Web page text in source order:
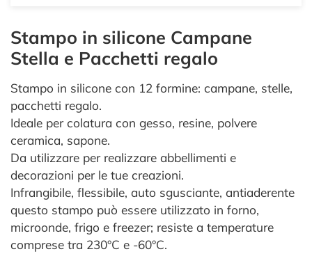
Stampo in silicone Campane
Stella e Pacchetti regalo
Stampo in silicone con 12 formine: campane, stelle,
pacchetti regalo.
Ideale per colatura con gesso, resine, polvere
ceramica, sapone.
Da utilizzare per realizzare abbellimenti e
decorazioni per le tue creazioni.
Infrangibile, flessibile, auto sgusciante, antiaderente
questo stampo può essere utilizzato in forno,
microonde, frigo e freezer; resiste a temperature
comprese tra 230°C e -60°C.